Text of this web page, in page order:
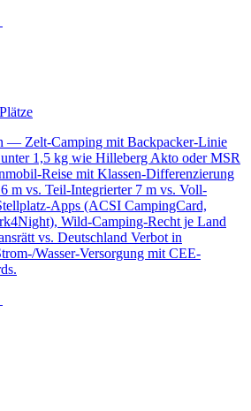
— Zelt-Camping mit Backpacker-Linie
1,5 kg wie Hilleberg Akto oder MSR
Reise mit Klassen-Differenzierung
m vs. Teil-Integrierter 7 m vs. Voll-
Apps (ACSI CampingCard,
Wild-Camping-Recht je Land
vs. Deutschland Verbot in
Wasser-Versorgung mit CEE-